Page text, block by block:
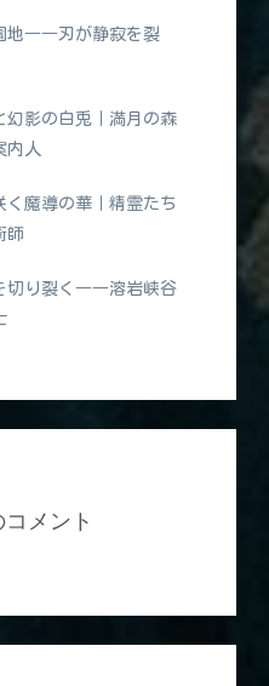
地――刃が静寂を裂
影の白兎｜満月の森
内人
魔導の華｜精霊たち
師
切り裂く――溶岩峡谷
メント